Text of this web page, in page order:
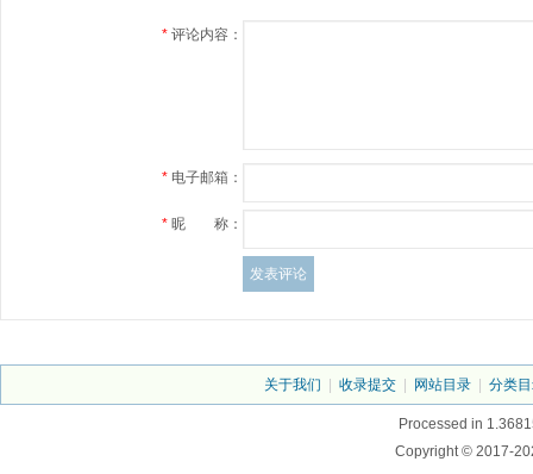
* 评论内容：
* 电子邮箱：
* 昵 称：
关于我们 收录提交 网站目录 分类
Processed in
Copyright © 2017-